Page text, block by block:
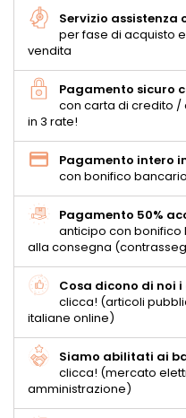
Servizio assistenza
per fase di acquisto
vendita
Pagamento sicuro
con carta di credito /
in 3 rate!
Pagamento intero
con bonifico bancario
Pagamento 50%
anticipo con bonifico
alla consegna
Cosa dicono di noi
clicca! (articoli
italiane online)
Siamo abilitati ai
clicca! (mercato
amministrazione)